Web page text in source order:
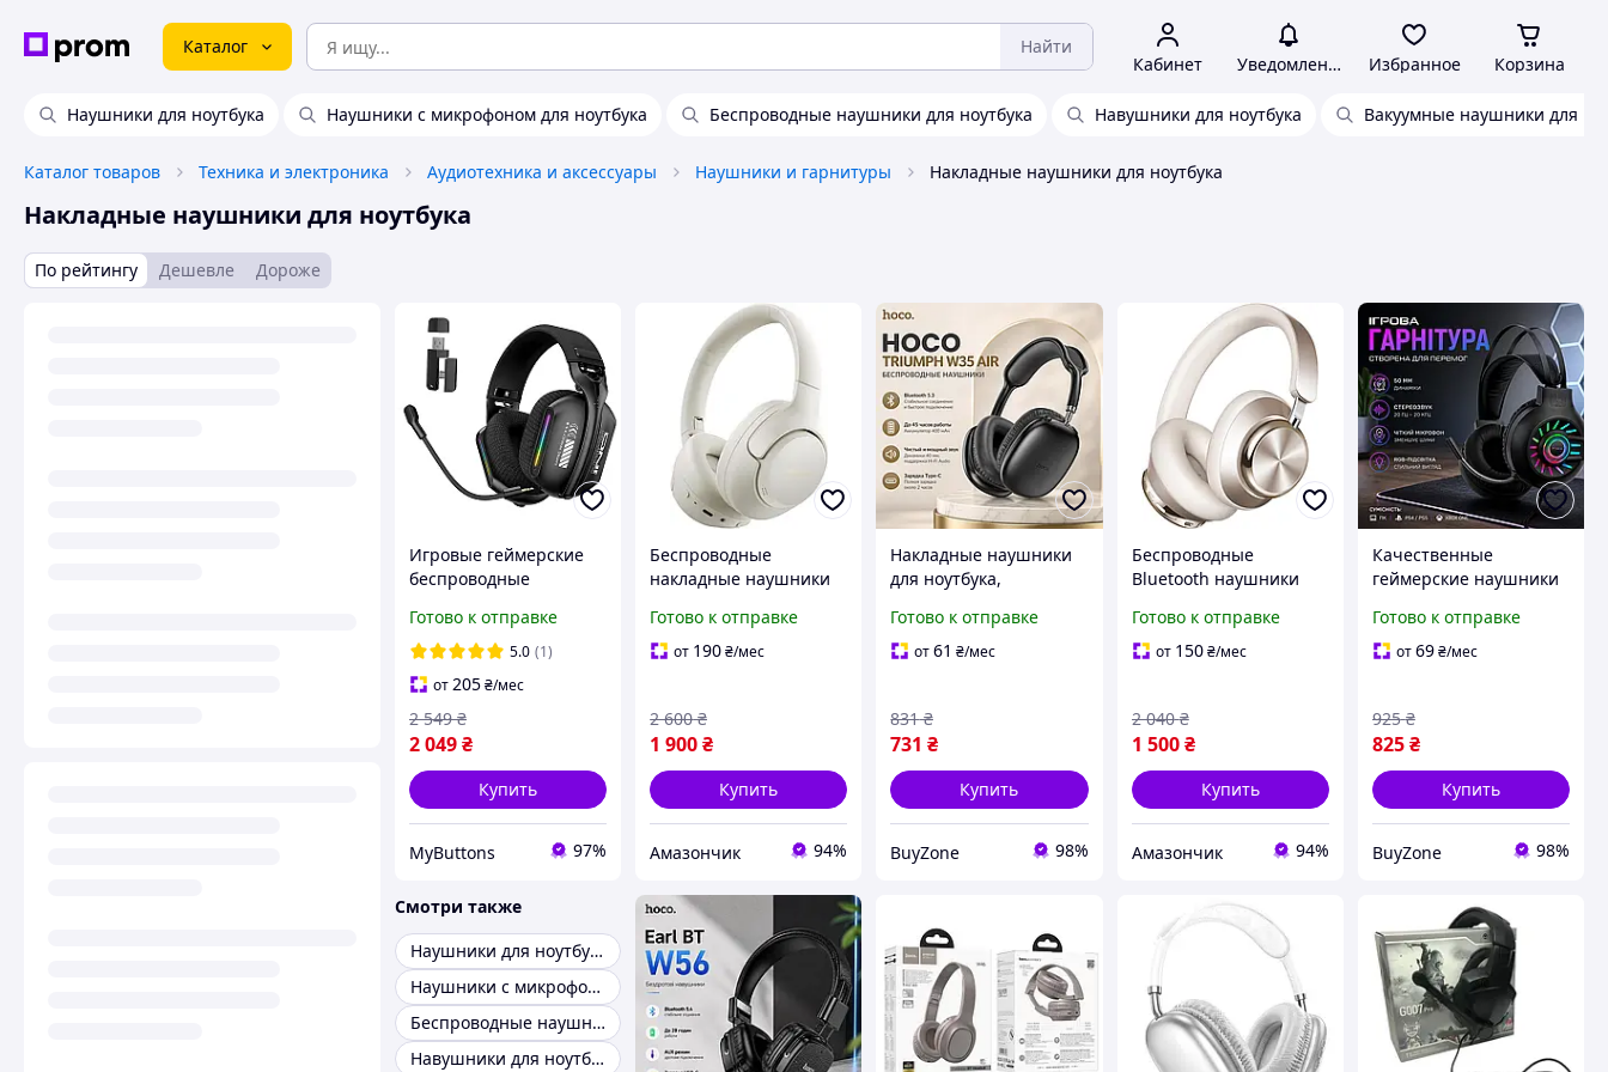
Каталог Найти
Кабинет Уведомления Избранное Корзина
Наушники для ноутбука Наушники с микрофоном для ноутбука Беспроводные наушники для ноутбука Навушники для ноутбука Вакуумные наушники для
Каталог товаров Техника и электроника Аудиотехника и аксессуары Наушники и гарнитуры Накладные наушники для ноутбука
Накладные наушники для ноутбука
По рейтингу Дешевле Дороже
Игровые геймерские
беспроводные
GT808 с микрофоном
для компьютера ПК
ноутбука телефона
смартфона
Готово к отправке
5.0 (1)
от205₴/мес
2 049₴
2 549 ₴
Купить
MyButtons 97%
Беспроводные
накладные наушники
Bluetooth с активным
шумоподавлением и
Готово к отправке
от 190₴/мес
1 900₴
2 600 ₴
Купить
Амазончик 94%
Накладные наушники
для ноутбука,
тренировок и бега,
Беспроводные
Готово к отправке
от61 ₴/мес
731 ₴
831 ₴
Купить
BuyZone 98%
Беспроводные
Bluetooth наушники
активным
шумоподавлением, 48
накладные, Starlight
Готово к отправке
от 150 ₴/мес
1 500 ₴
2 040 ₴
Купить
Амазончик 94%
Качественные
геймерские наушники
Накладные
профессиональные
3.5 мм для консолей
Готово к отправке
от69₴/мес
825₴
925 ₴
Купить
BuyZone 98%
Смотри также
Наушники для ноутбука
Наушники с микрофоном для ноутбука
Беспроводные наушники для ноутбука
Навушники для ноутбука